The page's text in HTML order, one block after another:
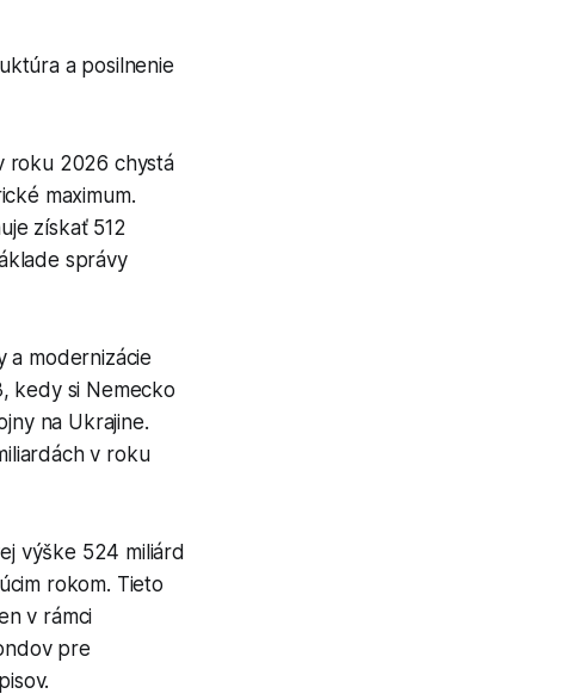
a posilnenie
roku 2026 chystá
maximum.
získať 512
správy
a modernizácie
kedy si Nemecko
na Ukrajine.
v roku
výške 524 miliárd
rokom. Tieto
v rámci
pre